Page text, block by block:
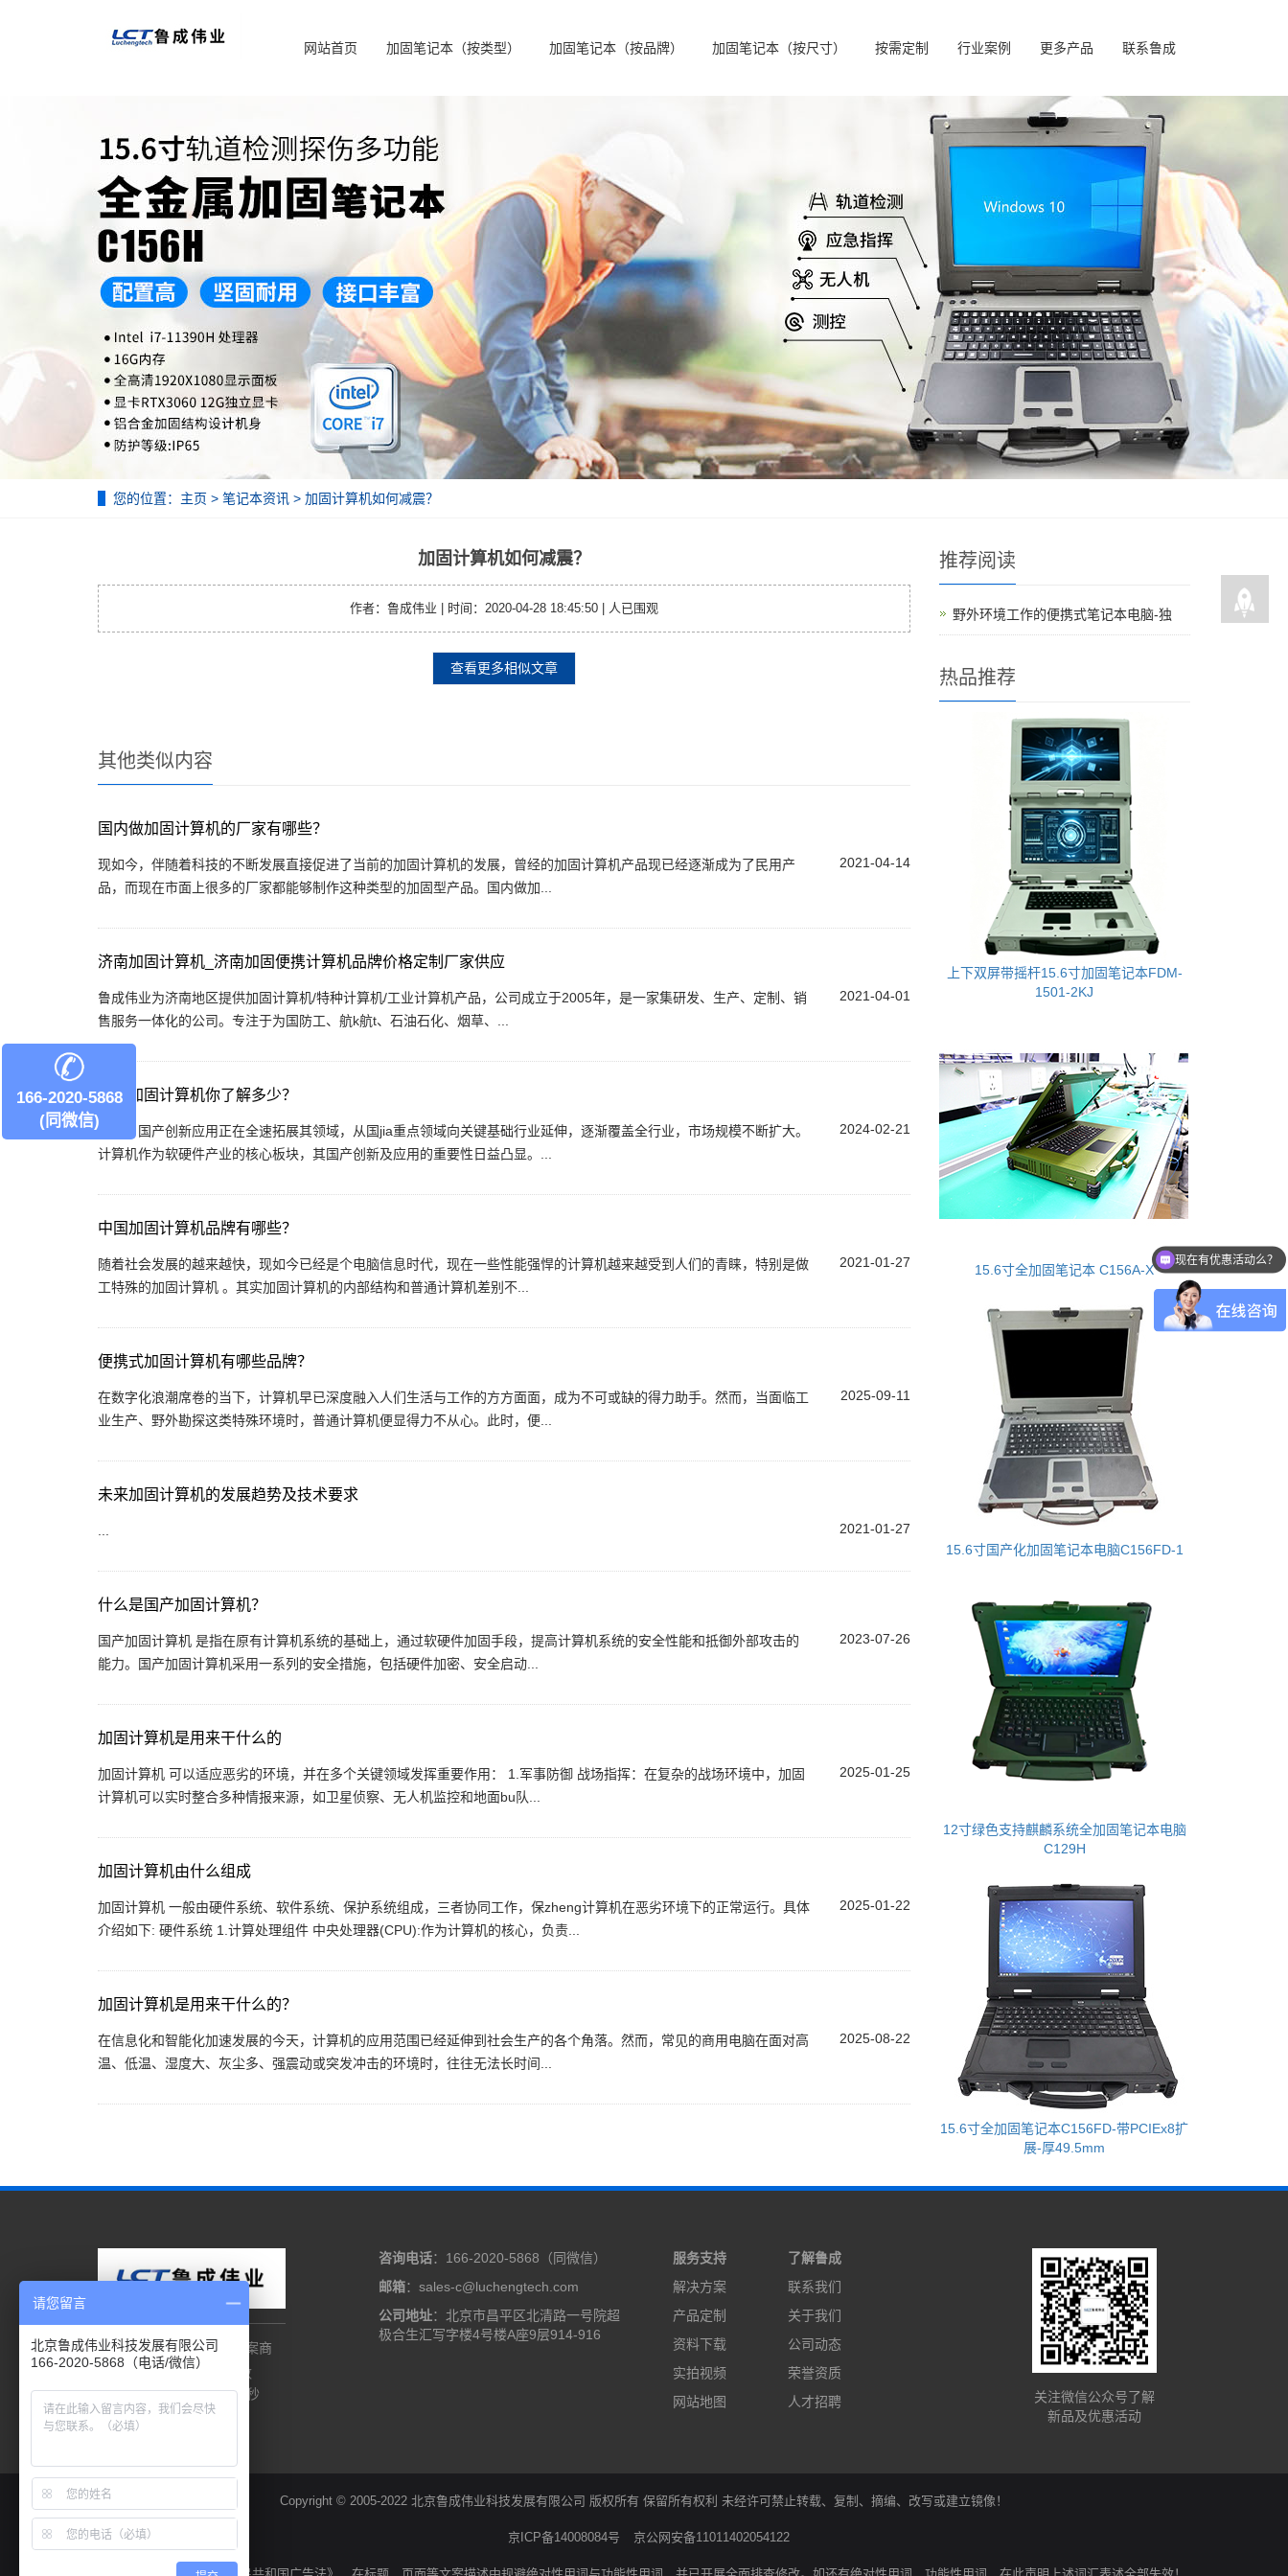
网站首页 加固笔记本（按类型） 加固笔记本（按品牌） 加固笔记本（按尺寸） 按需定制 行业案例 更多产品 联系鲁成
您的位置： 主页 > 笔记本资讯 > 加固计算机如何减震？
加固计算机如何减震？
作者：鲁成伟业 | 时间：2020-04-28 18:45:50 | 人已围观
查看更多相似文章
其他类似内容
国内做加固计算机的厂家有哪些？
2021-04-14
现如今，伴随着科技的不断发展直接促进了当前的加固计算机的发展，曾经的加固计算机产品现已经逐渐成为了民用产
品，而现在市面上很多的厂家都能够制作这种类型的加固型产品。国内做加...
济南加固计算机_济南加固便携计算机品牌价格定制厂家供应
2021-04-01
鲁成伟业为济南地区提供加固计算机/特种计算机/工业计算机产品，公司成立于2005年，是一家集研发、生产、定制、销
售服务一体化的公司。专注于为国防工、航k航t、石油石化、烟草、...
国产加固计算机你了解多少？
2024-02-21
当前，国产创新应用正在全速拓展其领域，从国jia重点领域向关键基础行业延伸，逐渐覆盖全行业，市场规模不断扩大。
计算机作为软硬件产业的核心板块，其国产创新及应用的重要性日益凸显。...
中国加固计算机品牌有哪些？
2021-01-27
随着社会发展的越来越快，现如今已经是个电脑信息时代，现在一些性能强悍的计算机越来越受到人们的青睐，特别是做
工特殊的加固计算机 。其实加固计算机的内部结构和普通计算机差别不...
便携式加固计算机有哪些品牌？
2025-09-11
在数字化浪潮席卷的当下，计算机早已深度融入人们生活与工作的方方面面，成为不可或缺的得力助手。然而，当面临工
业生产、野外勘探这类特殊环境时，普通计算机便显得力不从心。此时，便...
未来加固计算机的发展趋势及技术要求
2021-01-27
什么是国产加固计算机？
2023-07-26
国产加固计算机 是指在原有计算机系统的基础上，通过软硬件加固手段，提高计算机系统的安全性能和抵御外部攻击的
能力。国产加固计算机采用一系列的安全措施，包括硬件加密、安全启动...
加固计算机是用来干什么的
2025-01-25
加固计算机 可以适应恶劣的环境，并在多个关键领域发挥重要作用： 1.军事防御 战场指挥：在复杂的战场环境中，加固
计算机可以实时整合多种情报来源，如卫星侦察、无人机监控和地面bu队...
加固计算机由什么组成
2025-01-22
加固计算机 一般由硬件系统、软件系统、保护系统组成，三者协同工作，保zheng计算机在恶劣环境下的正常运行。具体
介绍如下: 硬件系统 1.计算处理组件 中央处理器(CPU):作为计算机的核心，负责...
加固计算机是用来干什么的？
2025-08-22
在信息化和智能化加速发展的今天，计算机的应用范围已经延伸到社会生产的各个角落。然而，常见的商用电脑在面对高
温、低温、湿度大、灰尘多、强震动或突发冲击的环境时，往往无法长时间...
推荐阅读
野外环境工作的便携式笔记本电脑-独
热品推荐
上下双屏带摇杆15.6寸加固笔记本FDM-
1501-2KJ
15.6寸全加固笔记本 C156A-X
15.6寸国产化加固笔记本电脑C156FD-1
12寸绿色支持麒麟系统全加固笔记本电脑
C129H
15.6寸全加固笔记本C156FD-带PCIEx8扩
展-厚49.5mm
加固计算机定制解决方案商
至今服务于客户天数
7526天20小时3分21秒
咨询电话：166-2020-5868（同微信）
邮箱：sales-c@luchengtech.com
公司地址：北京市昌平区北清路一号院超
极合生汇写字楼4号楼A座9层914-916
服务支持
解决方案
产品定制
资料下载
实拍视频
网站地图
了解鲁成
联系我们
关于我们
公司动态
荣誉资质
人才招聘
关注微信公众号了解
新品及优惠活动
Copyright © 2005-2022 北京鲁成伟业科技发展有限公司 版权所有 保留所有权利 未经许可禁止转载、复制、摘编、改写或建立镜像！
京ICP备14008084号 京公网安备11011402054122
166-2020-5868
(同微信)
现在有优惠活动么？
请您留言
北京鲁成伟业科技发展有限公司
166-2020-5868（电话/微信）